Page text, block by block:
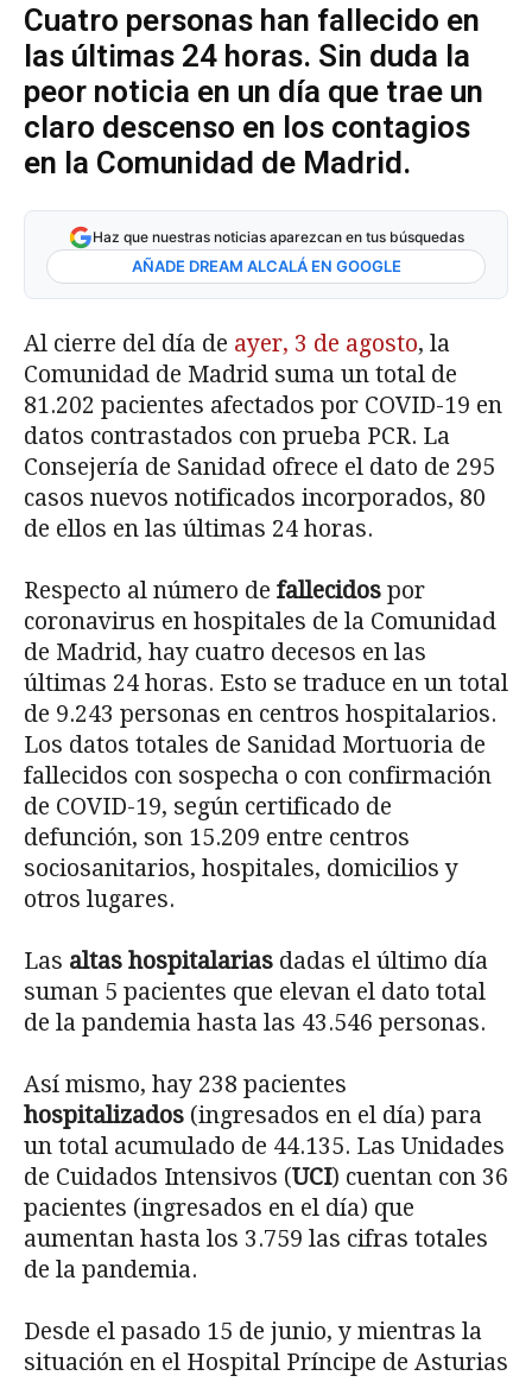
Cuatro personas han fallecido en
las últimas 24 horas. Sin duda la
peor noticia en un día que trae un
claro descenso en los contagios
en la Comunidad de Madrid.
Haz que nuestras noticias aparezcan en tus búsquedas
AÑADE DREAM ALCALÁ EN GOOGLE
Al cierre del día de ayer, 3 de agosto, la
Comunidad de Madrid suma un total de
81.202 pacientes afectados por COVID-19 en
datos contrastados con prueba PCR. La
Consejería de Sanidad ofrece el dato de 295
casos nuevos notificados incorporados, 80
de ellos en las últimas 24 horas.
Respecto al número de fallecidos por
coronavirus en hospitales de la Comunidad
de Madrid, hay cuatro decesos en las
últimas 24 horas. Esto se traduce en un total
de 9.243 personas en centros hospitalarios.
Los datos totales de Sanidad Mortuoria de
fallecidos con sospecha o con confirmación
de COVID-19, según certificado de
defunción, son 15.209 entre centros
sociosanitarios, hospitales, domicilios y
otros lugares.
Las altas hospitalarias dadas el último día
suman 5 pacientes que elevan el dato total
de la pandemia hasta las 43.546 personas.
Así mismo, hay 238 pacientes
hospitalizados (ingresados en el día) para
un total acumulado de 44.135. Las Unidades
de Cuidados Intensivos (UCI) cuentan con 36
pacientes (ingresados en el día) que
aumentan hasta los 3.759 las cifras totales
de la pandemia.
Desde el pasado 15 de junio, y mientras la
situación en el Hospital Príncipe de Asturias